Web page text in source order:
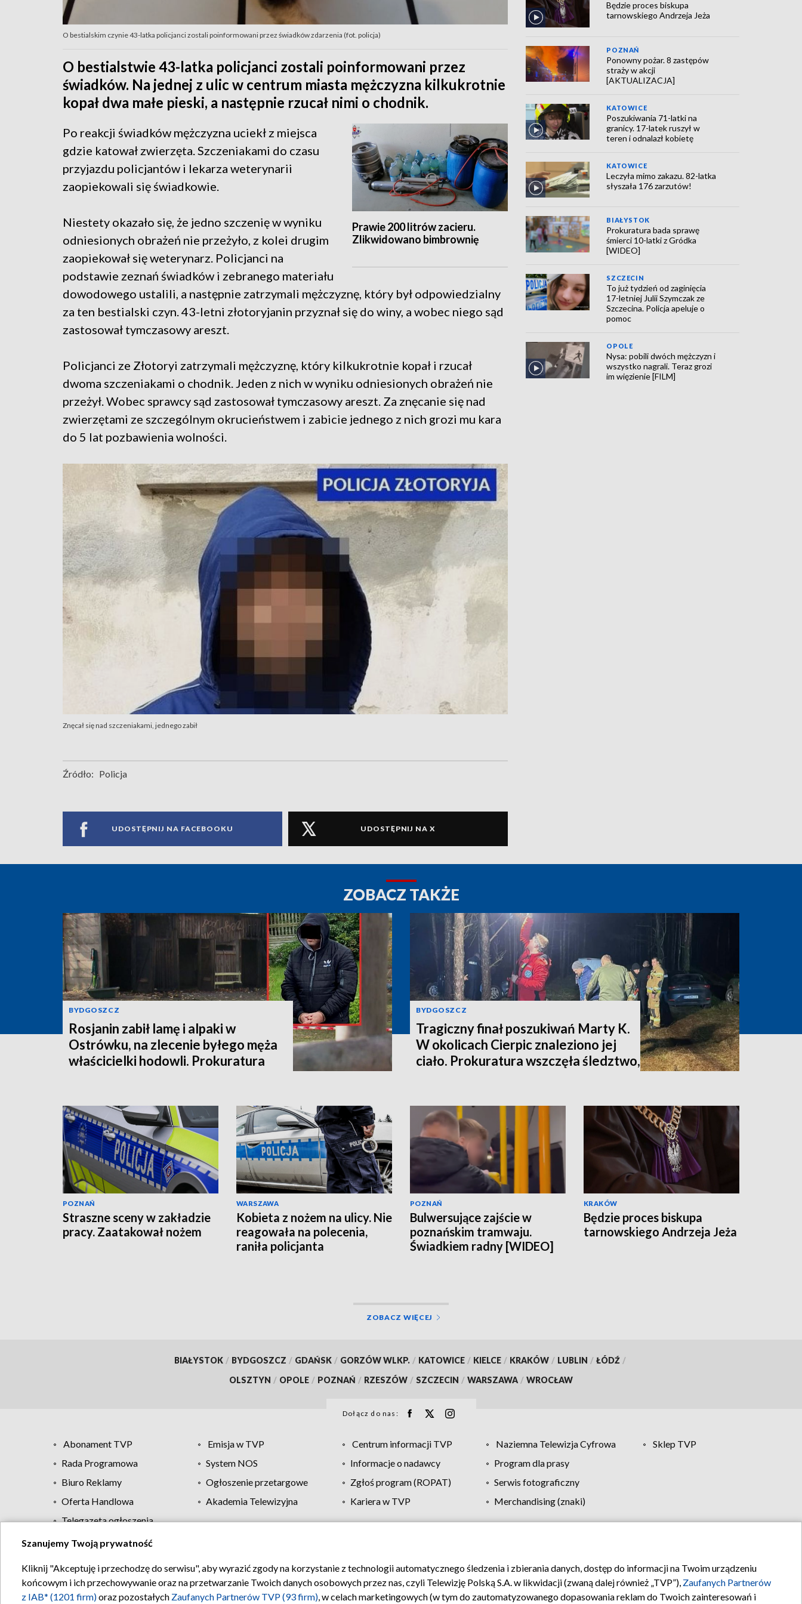
O bestialskim czynie 43-latka policjanci zostali poinformowani przez świadków zdarzenia (fot. policja)
O bestialstwie 43-latka policjanci zostali poinformowani przez
świadków. Na jednej z ulic w centrum miasta mężczyzna kilkukrotnie
kopał dwa małe pieski, a następnie rzucał nimi o chodnik.
Prawie 200 litrów zacieru.
Zlikwidowano bimbrownię
Po reakcji świadków mężczyzna uciekł z miejsca
gdzie katował zwierzęta. Szczeniakami do czasu
przyjazdu policjantów i lekarza weterynarii
zaopiekowali się świadkowie.
Niestety okazało się, że jedno szczenię w wyniku
odniesionych obrażeń nie przeżyło, z kolei drugim
zaopiekował się weterynarz. Policjanci na
podstawie zeznań świadków i zebranego materiału
dowodowego ustalili, a następnie zatrzymali mężczyznę, który był odpowiedzialny
za ten bestialski czyn. 43-letni złotoryjanin przyznał się do winy, a wobec niego sąd
zastosował tymczasowy areszt.
Policjanci ze Złotoryi zatrzymali mężczyznę, który kilkukrotnie kopał i rzucał
dwoma szczeniakami o chodnik. Jeden z nich w wyniku odniesionych obrażeń nie
przeżył. Wobec sprawcy sąd zastosował tymczasowy areszt. Za znęcanie się nad
zwierzętami ze szczególnym okrucieństwem i zabicie jednego z nich grozi mu kara
do 5 lat pozbawienia wolności.
Znęcał się nad szczeniakami, jednego zabił
Źródło: Policja
UDOSTĘPNIJ NA FACEBOOKU UDOSTĘPNIJ NA X
Będzie proces biskupa
tarnowskiego Andrzeja Jeża
POZNAŃ
Ponowny pożar. 8 zastępów
straży w akcji
[AKTUALIZACJA]
KATOWICE
Poszukiwania 71-latki na
granicy. 17-latek ruszył w
teren i odnalazł kobietę
KATOWICE
Leczyła mimo zakazu. 82-latka
słyszała 176 zarzutów!
BIAŁYSTOK
Prokuratura bada sprawę
śmierci 10-latki z Gródka
[WIDEO]
SZCZECIN
To już tydzień od zaginięcia
17-letniej Julii Szymczak ze
Szczecina. Policja apeluje o
pomoc
OPOLE
Nysa: pobili dwóch mężczyzn i
wszystko nagrali. Teraz grozi
im więzienie [FILM]
ZOBACZ TAKŻE
BYDGOSZCZ
Rosjanin zabił lamę i alpaki w
Ostrówku, na zlecenie byłego męża
właścicielki hodowli. Prokuratura
BYDGOSZCZ
Tragiczny finał poszukiwań Marty K.
W okolicach Cierpic znaleziono jej
ciało. Prokuratura wszczęła śledztwo,
POZNAŃ
Straszne sceny w zakładzie
pracy. Zaatakował nożem
WARSZAWA
Kobieta z nożem na ulicy. Nie
reagowała na polecenia,
raniła policjanta
POZNAŃ
Bulwersujące zajście w
poznańskim tramwaju.
Świadkiem radny [WIDEO]
KRAKÓW
Będzie proces biskupa
tarnowskiego Andrzeja Jeża
ZOBACZ WIĘCEJ
BIAŁYSTOK / BYDGOSZCZ / GDAŃSK / GORZÓW WLKP. / KATOWICE / KIELCE / KRAKÓW / LUBLIN / ŁÓDŹ /
OLSZTYN / OPOLE / POZNAŃ / RZESZÓW / SZCZECIN / WARSZAWA / WROCŁAW
Dołącz do nas:
Abonament TVP Emisja w TVP Centrum informacji TVP Naziemna Telewizja Cyfrowa
Sklep TVP
Rada Programowa
System NOS Informacje o nadawcy
Program dla prasy
Biuro Reklamy
Ogłoszenie przetargowe Zgłoś program (ROPAT)
Serwis fotograficzny
Oferta Handlowa
Akademia Telewizyjna Kariera w TVP
Merchandising (znaki)
Telegazeta ogłoszenia
Regulamin TVP Polityka prywatności Moje zgody Pomoc Biuro reklamy Kontakt
Szanujemy Twoją prywatność
Kliknij "Akceptuję i przechodzę do serwisu", aby wyrazić zgody na korzystanie z technologii automatycznego śledzenia i zbierania danych, dostęp do informacji na Twoim urządzeniu
końcowym i ich przechowywanie oraz na przetwarzanie Twoich danych osobowych przez nas, czyli Telewizję Polską S.A. w likwidacji (zwaną dalej również „TVP”), Zaufanych Partnerów
z IAB* (1201 firm)oraz pozostałych Zaufanych Partnerów TVP (93 firm), w celach marketingowych (w tym do zautomatyzowanego dopasowania reklam do Twoich zainteresowań i